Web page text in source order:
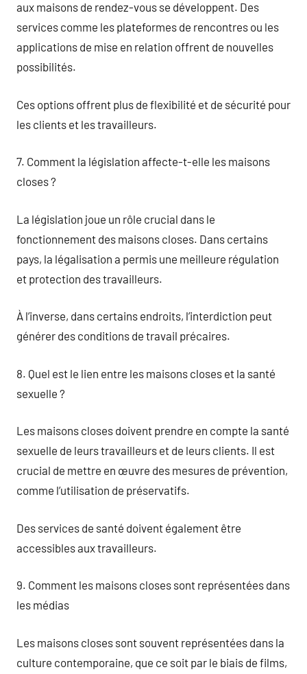
aux maisons de rendez-vous se développent. Des
services comme les plateformes de rencontres ou les
applications de mise en relation offrent de nouvelles
possibilités.
Ces options offrent plus de flexibilité et de sécurité pour
les clients et les travailleurs.
7. Comment la législation affecte-t-elle les maisons
closes ?
La législation joue un rôle crucial dans le
fonctionnement des maisons closes. Dans certains
pays, la légalisation a permis une meilleure régulation
et protection des travailleurs.
À l’inverse, dans certains endroits, l’interdiction peut
générer des conditions de travail précaires.
8. Quel est le lien entre les maisons closes et la santé
sexuelle ?
Les maisons closes doivent prendre en compte la santé
sexuelle de leurs travailleurs et de leurs clients. Il est
crucial de mettre en œuvre des mesures de prévention,
comme l’utilisation de préservatifs.
Des services de santé doivent également être
accessibles aux travailleurs.
9. Comment les maisons closes sont représentées dans
les médias
Les maisons closes sont souvent représentées dans la
culture contemporaine, que ce soit par le biais de films,